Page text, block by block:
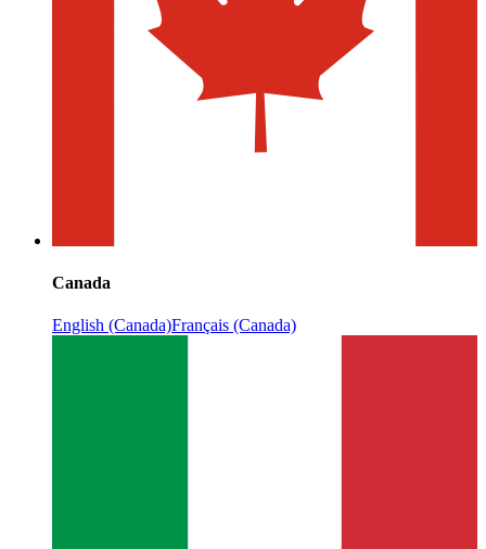
Canada
English (Canada)Français (Canada)